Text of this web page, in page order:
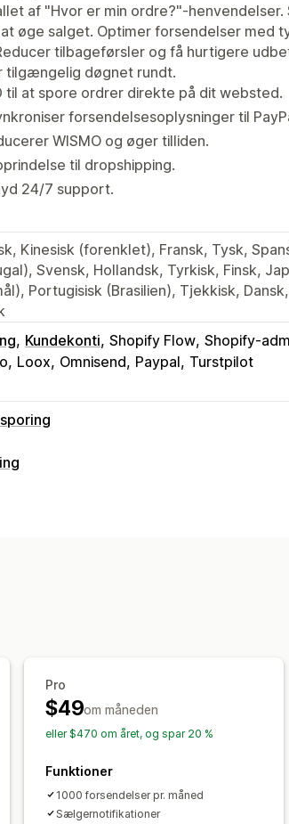
af "Hvor er min ordre?"-henvendelser.
øge salget. Optimer forsendelser med
tilbageførsler og få hurtigere
tilgængelig døgnet rundt.
til at spore ordrer direkte på dit websted.
forsendelsesoplysninger til
WISMO og øger tilliden.
til dropshipping.
24/7 support.
Kinesisk (forenklet), Fransk, Tysk,
Svensk, Hollandsk, Tyrkisk, Finsk,
Portugisisk (Brasilien), Tjekkisk,
Kundekonti Shopify Flow Shopify-
Loox Omnisend Paypal Turstpilot
Pro
$49om måneden
eller $470 om året, og spar 20 %
Funktioner
1000 forsendelser pr. måned
Sælgernotifikationer